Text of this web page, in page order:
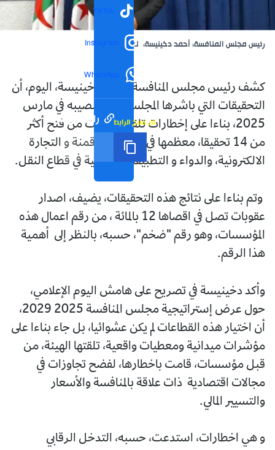
TikTok
Instagram
WhatsApp
رابط مختصر تم نسخ الرابط
رئيس مجلس المنافسة، أحمد دخينيسة، الصورة: "الخبر"
كشف رئيس مجلس المنافسة، أحمد دخينيسة، اليوم، أن
التحقيقات التي باشرها المجلس، منذ تنصيبه في مارس
2025، بناءا على إخطارات تلقاها، مكنت من فتح أكثر
من 14 تحقيقا، معظمها في مجالات الرقمنة و التجارة
الالكترونية، والدواء و التطبيقات الرقمية في قطاع النقل.
وتم بناءا على نتائج هذه التحقيقات، يضيف، اصدار
عقوبات تصل في اقصاها 12 بالمائة ، من رقم اعمال هذه
المؤسسات، وهو رقم "ضخم"، حسبه، بالنظر إلى أهمية
هذا الرقم.
وأكد دخينيسة في تصريح على هامش اليوم الإعلامي،
حول عرض إستراتيجية مجلس المنافسة 2025 2029،
أن اختيار هذه القطاعات لم يكن عشوائيا، بل جاء بناءا على
مؤشرات ميدانية ومعطيات واقعية، تلقتها الهيئة، من
قبل مؤسسات، قامت باخطارها، لفضح تجاوزات في
مجالات اقتصادية ذات علاقة بالمنافسة والأسعار
والتسيير المالي.
و هي اخطارات، استدعت، حسبه، التدخل الرقابي